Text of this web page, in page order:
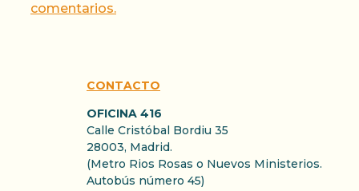
comentarios.
CONTACTO
OFICINA 416
Calle Cristóbal Bordiu 35
28003, Madrid.
(Metro Rios Rosas o Nuevos Ministerios.
Autobús número 45)